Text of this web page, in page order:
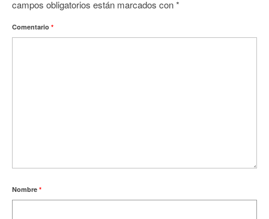
campos obligatorios están marcados con*
Comentario *
Nombre *